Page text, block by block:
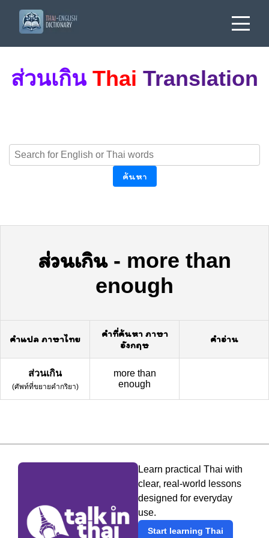
ส่วนเกิน Thai Translation
ค้นหา
ส่วนเกิน- more than
enough
คำแปล ภาษาไทย
คำที่ค้นหา ภาษา
อังกฤษ
คำอ่าน
ส่วนเกิน
(ศัพท์ที่ขยายคำกริยา)
more than
enough
Learn practical Thai with
clear, real-world lessons
designed for everyday
use.
Start learning Thai